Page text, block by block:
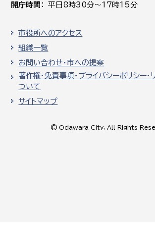
開庁時間
平日8時30分～17時15分
市役所へのアクセス
組織一覧
お問い合わせ・市への提案
著作権・免責事項・プライバシーポリシー・
ついて
サイトマップ
© Odawara City, All Rights